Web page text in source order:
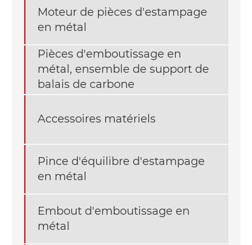
Moteur de pièces d'estampage
en métal
Pièces d'emboutissage en
métal, ensemble de support de
balais de carbone
Accessoires matériels
Pince d'équilibre d'estampage
en métal
Embout d'emboutissage en
métal